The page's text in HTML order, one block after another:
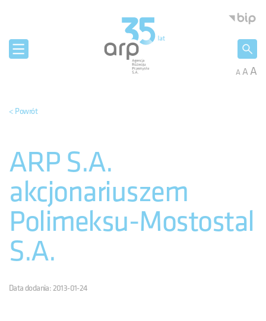
AAA
< Powrót
ARP S.A.
akcjonariuszem
Polimeksu-Mostostal
S.A.
Data dodania: 2013-01-24